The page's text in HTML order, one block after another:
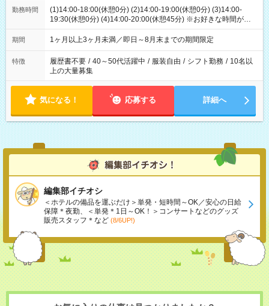
勤務時間
(1)14:00-18:00(休憩0分) (2)14:00-19:00(休憩0分) (3)14:00-
19:30(休憩0分) (4)14:00-20:00(休憩45分) ※お好きな時間が選べ
ます
期間 1ヶ月以上3ヶ月未満／即日～8月末までの期間限定
特徴 履歴書不要 / 40～50代活躍中 / 服装自由 / シフト勤務 / 10名以
上の大量募集
気になる！ 応募する 詳細へ
編集部イチオシ
＜ホテルの備品を運ぶだけ＞単発・短時間～OK／安心の日給
保障＊夜勤、＜単発＊1日～OK！＞コンサートなどのグッズ
販売スタッフ＊など (8/6UP!)